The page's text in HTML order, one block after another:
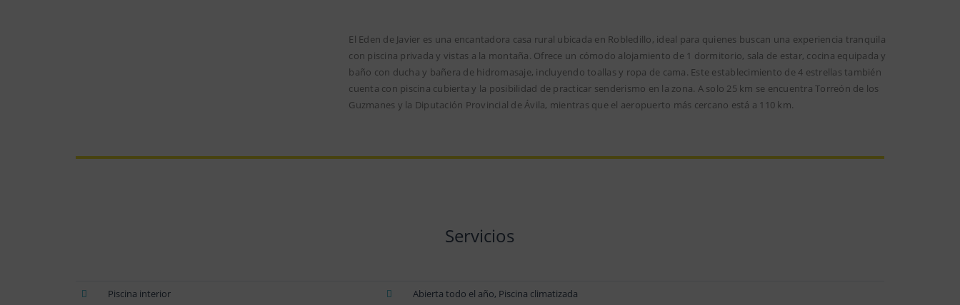
El Eden de Javier es una encantadora casa rural ubicada en Robledillo, ideal para quienes buscan una experiencia tranquila
con piscina privada y vistas a la montaña. Ofrece un cómodo alojamiento de 1 dormitorio, sala de estar, cocina equipada y
baño con ducha y bañera de hidromasaje, incluyendo toallas y ropa de cama. Este establecimiento de 4 estrellas también
cuenta con piscina cubierta y la posibilidad de practicar senderismo en la zona. A solo 25 km se encuentra Torreón de los
Guzmanes y la Diputación Provincial de Ávila, mientras que el aeropuerto más cercano está a 110 km.
Servicios
Piscina interior
Abierta todo el año, Piscina climatizada